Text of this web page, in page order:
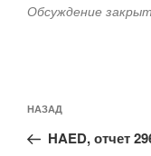
Обсуждение
по
записям
Предыдущая
запись:
НАЗАД
HAED, отчет